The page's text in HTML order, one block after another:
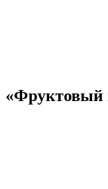
«Фруктовый